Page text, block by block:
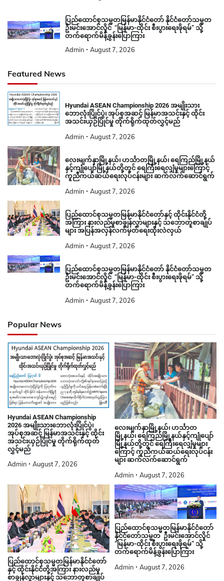
ပြည်ထောင်စုသမ္မတမြန်မာနိုင်ငံတော် နိုင်ငံတော်သမ္မတ
ဦးမင်းအောင်လှိုင် “မြန်မာ-ထိုင်း စီးပွားရေးဖိုရမ်” သို့
တက်ရောက်မိန့်ခွန်းပြောကြား
Admin August 7, 2026
Featured News
Hyundai ASEAN Championship 2026 အမျိုးသား
ဘောလုံးပြိုင်ပွဲ၊ အုပ်စုအဆင့် မြန်မာအသင်းနှင့် ထိုင်း
အသင်းယှဉ်ပြိုင်မှု တိုက်ရိုက်ထုတ်လွှင့်မည်
Admin August 7, 2026
လေးမျက်နှာမြို့နယ်၊ ဟင်္သာတမြို့နယ်၊ ရေကြည်မြို့နယ်
နှင့်ကျုံပျော်မြို့နယ်တို့တွင် ရေကြီးရေလျှံမှုများကြောင့်
ကူညီကယ်ဆယ်ရေးလုပ်ငန်းများ ဆက်လက်ဆောင်ရွက်
Admin August 7, 2026
ပြည်ထောင်စုသမ္မတမြန်မာနိုင်ငံတော်နှင့် ထိုင်းနိုင်ငံတို့
အကြား နားလည်မှုစာချွန်လွှာများနှင့် သဘောတူစာချုပ်
များ အပြန်အလှန်လက်မှတ်ရေးထိုးလဲလှယ်
Admin August 7, 2026
ပြည်ထောင်စုသမ္မတမြန်မာနိုင်ငံတော် နိုင်ငံတော်သမ္မတ
ဦးမင်းအောင်လှိုင် “မြန်မာ-ထိုင်း စီးပွားရေးဖိုရမ်” သို့
တက်ရောက်မိန့်ခွန်းပြောကြား
Admin August 7, 2026
Popular News
Hyundai ASEAN Championship
2026 အမျိုးသားဘောလုံးပြိုင်ပွဲ၊
အုပ်စုအဆင့် မြန်မာအသင်းနှင့် ထိုင်း
အသင်းယှဉ်ပြိုင်မှု တိုက်ရိုက်ထုတ်
လွှင့်မည်
Admin August 7, 2026
လေးမျက်နှာမြို့နယ်၊ ဟင်္သာတ
မြို့နယ်၊ ရေကြည်မြို့နယ်နှင့်ကျုံပျော်
မြို့နယ်တို့တွင် ရေကြီးရေလျှံမှုများ
ကြောင့် ကူညီကယ်ဆယ်ရေးလုပ်ငန်း
များ ဆက်လက်ဆောင်ရွက်
Admin August 7, 2026
ပြည်ထောင်စုသမ္မတမြန်မာနိုင်ငံတော်
နှင့် ထိုင်းနိုင်ငံတို့အကြား နားလည်မှု
စာချွန်လွှာများနှင့် သဘောတူစာချုပ်
ပြည်ထောင်စုသမ္မတမြန်မာနိုင်ငံတော်
နိုင်ငံတော်သမ္မတ ဦးမင်းအောင်လှိုင်
“မြန်မာ-ထိုင်း စီးပွားရေးဖိုရမ်” သို့
တက်ရောက်မိန့်ခွန်းပြောကြား
Admin August 7, 2026